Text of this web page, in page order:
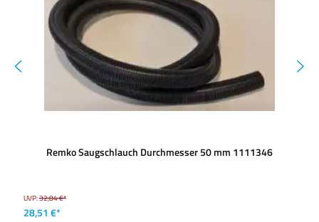
Remko Saugschlauch Durchmesser 50 mm 1111346
UVP:32,84 €*
28,51 €*